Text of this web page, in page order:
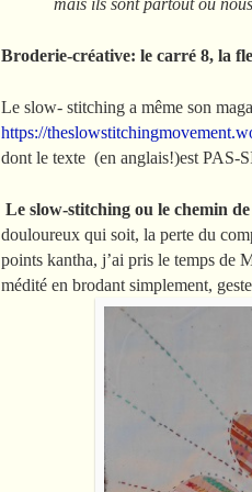
Broderie-créative: le carré 8, la
Le slow- stitching a même son
https://
dont le texte (en anglais!)est
Le slow-stitching ou le chemin de
douloureux qui soit, la perte du
points kantha, j’ai pris le temps de
médité en brodant simplement,